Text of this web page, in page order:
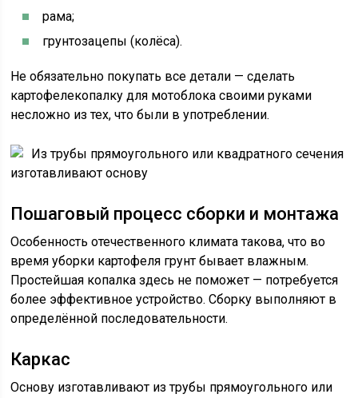
рама;
грунтозацепы (колёса).
Не обязательно покупать все детали — сделать
картофелекопалку для мотоблока своими руками
несложно из тех, что были в употреблении.
Из трубы прямоугольного или квадратного сечения
изготавливают основу
Пошаговый процесс сборки и монтажа
Особенность отечественного климата такова, что во
время уборки картофеля грунт бывает влажным.
Простейшая копалка здесь не поможет — потребуется
более эффективное устройство. Сборку выполняют в
определённой последовательности.
Каркас
Основу изготавливают из трубы прямоугольного или